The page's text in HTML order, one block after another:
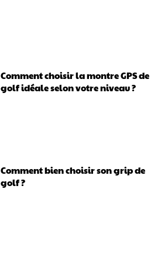
Comment choisir la montre GPS de
golf idéale selon votre niveau ?
Comment bien choisir son grip de
golf ?